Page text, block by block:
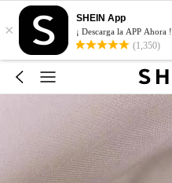
×
SHEIN App
¡ Descarga la APP Ahora !
(1,350)